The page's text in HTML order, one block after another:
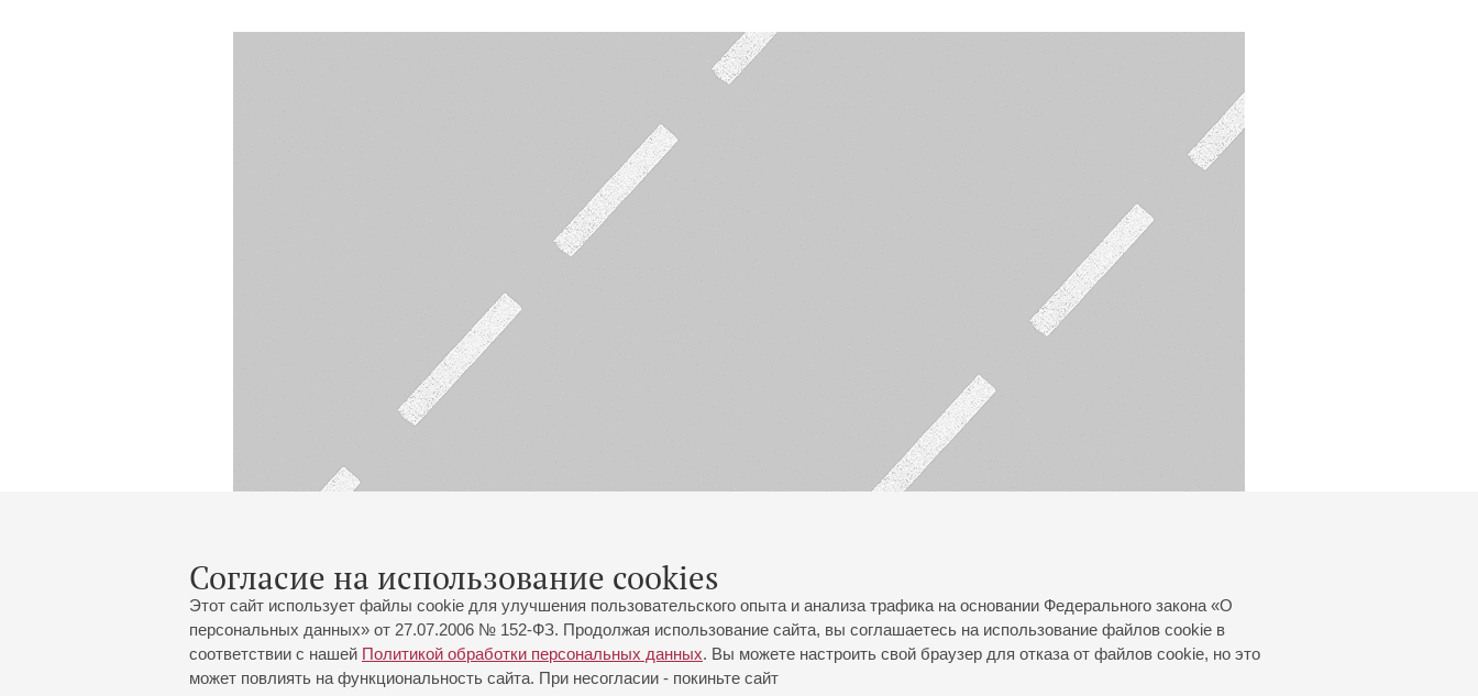
Согласие на использование cookies
Этот сайт использует файлы cookie для улучшения пользовательского опыта и анализа трафика на основании Федерального закона «О
персональных данных» от 27.07.2006 № 152-ФЗ. Продолжая использование сайта, вы соглашаетесь на использование файлов cookie в
соответствии с нашей Политикой обработки персональных данных. Вы можете настроить свой браузер для отказа от файлов cookie, но это
может повлиять на функциональность сайта. При несогласии - покиньте сайт
Большой зал:
191186, Санкт-Петербург, Михайловская ул., 2
Часы работы кассы Большого зала: с 11:00 до 20:30